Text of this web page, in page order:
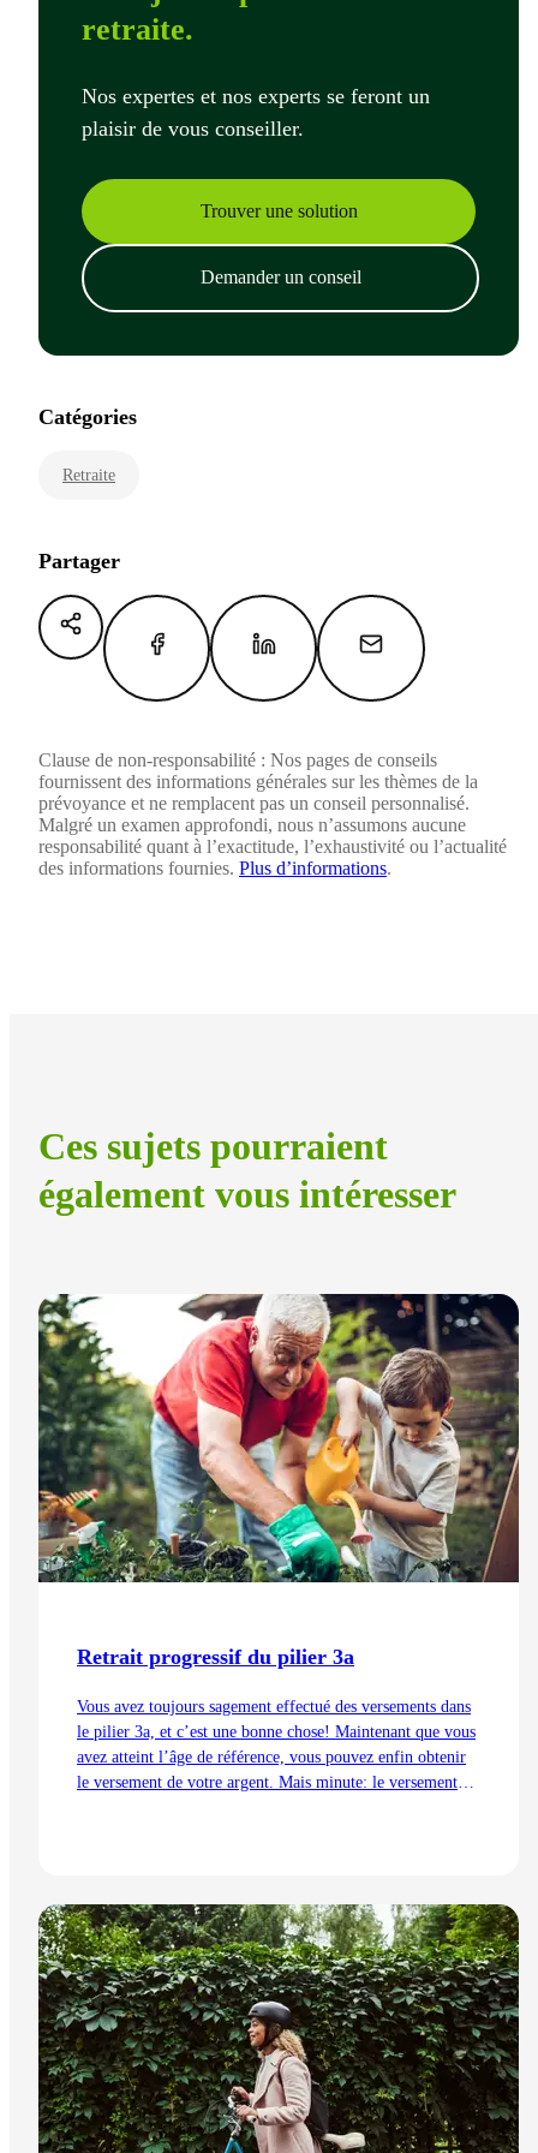
retraite.
Nos expertes et nos experts se feront un
plaisir de vous conseiller.
Trouver une solution
Demander un conseil
Catégories
Retraite
Partager
Clause de non-responsabilité : Nos pages de conseils
fournissent des informations générales sur les thèmes de la
prévoyance et ne remplacent pas un conseil personnalisé.
Malgré un examen approfondi, nous n’assumons aucune
responsabilité quant à l’exactitude, l’exhaustivité ou l’actualité
des informations fournies. Plus d’informations.
Ces sujets pourraient
également vous intéresser
Retrait progressif du pilier 3a
Vous avez toujours sagement effectué des versements dans
le pilier 3a, et c’est une bonne chose! Maintenant que vous
avez atteint l’âge de référence, vous pouvez enfin obtenir
le versement de votre argent. Mais minute: le versement
Lire l'article